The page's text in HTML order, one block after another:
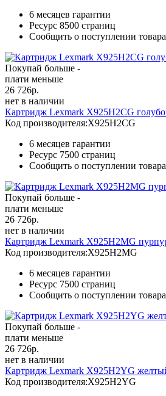
6 месяцев гарантии
Ресурс 8500 страниц
Сообщить о поступлении товара
Покупай больше -
плати меньше
26 726р.
нет в наличии
Картридж Lexmark X925H2CG
Код производителя:X925H2CG
6 месяцев гарантии
Ресурс 7500 страниц
Сообщить о поступлении товара
Покупай больше -
плати меньше
26 726р.
нет в наличии
Картридж Lexmark X925H2MG
Код производителя:X925H2MG
6 месяцев гарантии
Ресурс 7500 страниц
Сообщить о поступлении товара
Покупай больше -
плати меньше
26 726р.
нет в наличии
Картридж Lexmark X925H2YG
Код производителя:X925H2YG